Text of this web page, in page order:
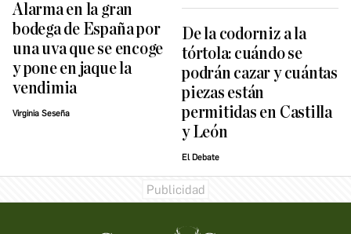
Alarma en la gran
bodega de España por
una uva que se encoge
y pone en jaque la
vendimia
Virginia Seseña
De la codorniz a la
tórtola: cuándo se
podrán cazar y cuántas
piezas están
permitidas en Castilla
y León
El Debate